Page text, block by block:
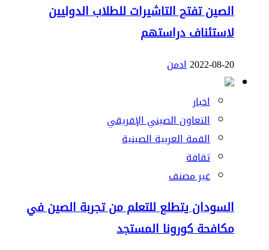
الصين تفتح التاشيرات للطلاب الدوليين
لاستئناف دراستهم
2022-08-20ادمن
اخبار
التعاون الصيني الإفريقي
القمة العربية الصينية
ثقافة
غير مصنف
السودان يتطلع للتعلم من تجربة الصين في
مكافحة كورونا المستجد